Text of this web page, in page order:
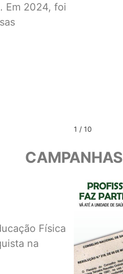
Em 2024, foi
1 / 10
CAMPANHAS
Física
na